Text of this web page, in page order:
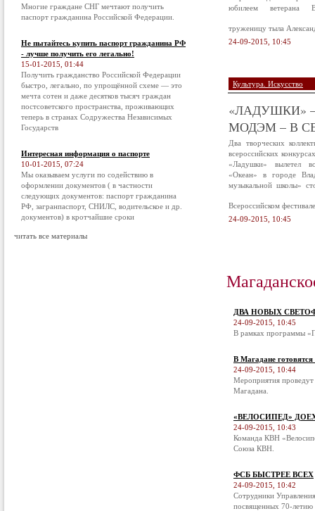
Многие граждане СНГ мечтают получить
паспорт гражданина Российской Федерации.
Не пытайтесь купить паспорт гражданина РФ
- лучше получить его легально!
15-01-2015, 01:44
Получить гражданство Российской Федерации
быстро, легально, по упрощённой схеме — это
мечта сотен и даже десятков тысяч граждан
постсоветского пространства, проживающих
теперь в странах Содружества Независимых
Государств
Интересная информация о паспорте
10-01-2015, 07:24
Мы оказываем услуги по содействию в
оформлении документов ( в частности
следующих документов: паспорт гражданина
РФ, загранпаспорт, СНИЛС, водительское и др.
документов) в кротчайшие сроки
читать все материалы
юбилеем ветерана
труженицу тыла
24-09-2015, 10:45
Культура. Искусство
«ЛАДУШКИ»
МОДЭМ – В
Два творческих
всероссийских
«Ладушки» вылетел
«Океан» в городе
музыкальной школы»
Всероссийском
24-09-2015, 10:45
ДВА НОВЫХ
24-09-2015, 10:45
В рамках программы
В Магадане
24-09-2015, 10:44
Мероприятия
Магадана.
«ВЕЛОСИПЕД»
24-09-2015, 10:43
Команда КВН
Союза КВН.
ФСБ БЫСТРЕЕ ВСЕХ
24-09-2015, 10:42
Сотрудники
посвященных 70-летию